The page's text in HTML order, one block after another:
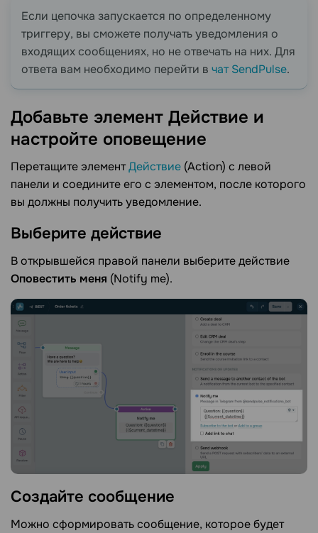
Если цепочка запускается по определенному
триггеру, вы сможете получать уведомления о
входящих сообщениях, но не отвечать на них. Для
ответа вам необходимо перейти в чат SendPulse.
Добавьте элемент Действие и
настройте оповещение
Перетащите элементДействие (Action) с левой
панели и соедините его с элементом, после которого
вы должны получить уведомление.
Выберите действие
В открывшейся правой панели выберите действие
Оповестить меня (Notify me).
Создайте сообщение
Можно сформировать сообщение, которое будет